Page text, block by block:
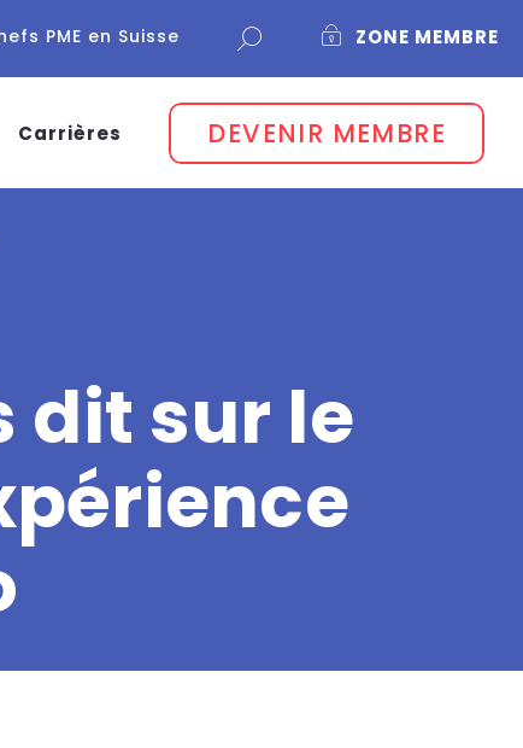
PME en Suisse ZONE MEMBRE
Carrières DEVENIR MEMBRE
dit sur le